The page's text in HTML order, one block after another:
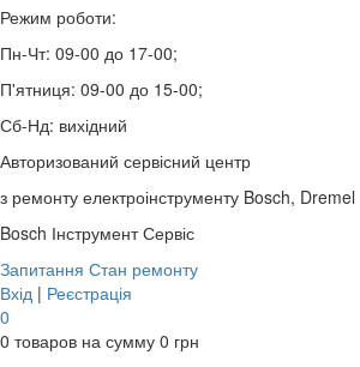
Режим роботи:
Пн-Чт: 09-00 до 17-00;
П'ятниця: 09-00 до 15-00;
Сб-Нд: вихідний
Авторизований сервісний центр
з ремонту електроінструменту Bosch, Dremel
Bosch Інструмент Сервіс
Запитання Стан ремонту
Вхід | Реєстрація
0
0 товаров на сумму 0 грн